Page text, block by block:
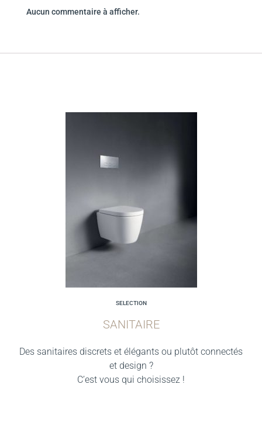
Aucun commentaire à afficher.
SELECTION
SANITAIRE
Des sanitaires discrets et élégants ou plutôt connectés
et design ?
C’est vous qui choisissez !